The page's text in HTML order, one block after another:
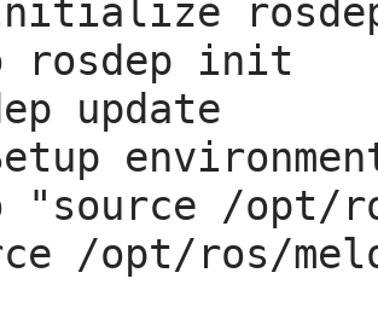
rosdep init
update
"source /opt/
/opt/ros/